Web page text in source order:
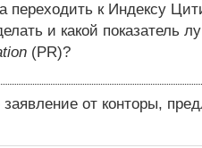
переходить к Индексу
и какой показатель
(PR)?
от конторы,